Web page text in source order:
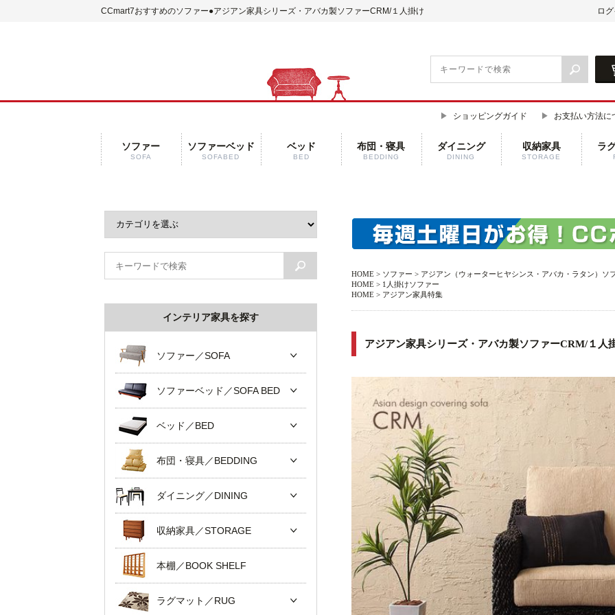
CCmart7おすすめのソファー●アジアン家具シリーズ・アバカ製ソファーCRM/１人掛け ロ
ショッピングガイド お支払い方法に
ソファー
SOFA
ソファーベッド
SOFABED
ベッド
BED
布団・寝具
BEDDING
ダイニング
DINING
収納家具
STORAGE
ラ
HOME > ソファー > アジアン（ウォーターヒヤシンス・アバカ・ラタン）ソ
HOME > 1人掛けソファー
HOME > アジアン家具特集
アジアン家具シリーズ・アバカ製ソファーCRM/１人
インテリア家具を探す
ソファー／SOFA
ソファーベッド／SOFA BED
ベッド／BED
布団・寝具／BEDDING
ダイニング／DINING
収納家具／STORAGE
本棚／BOOK SHELF
ラグマット／RUG